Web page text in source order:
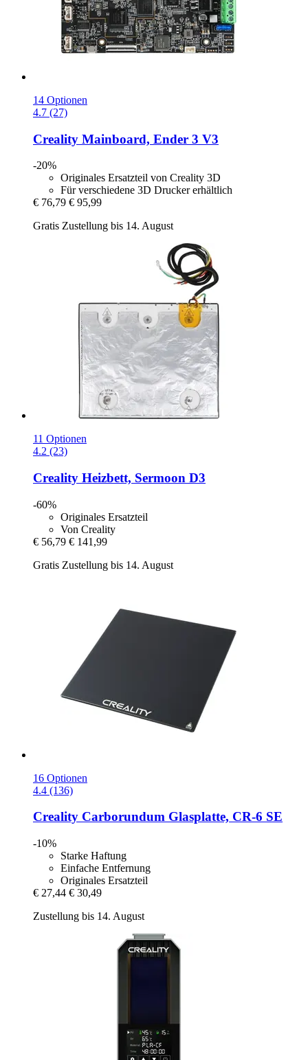
14 Optionen
4.7 (27)
Creality Mainboard, Ender 3 V3
-20%
Originales Ersatzteil von Creality 3D
Für verschiedene 3D Drucker erhältlich
€ 76,79 € 95,99
Gratis Zustellung bis 14. August
11 Optionen
4.2 (23)
Creality Heizbett, Sermoon D3
-60%
Originales Ersatzteil
Von Creality
€ 56,79 € 141,99
Gratis Zustellung bis 14. August
16 Optionen
4.4 (136)
Creality Carborundum Glasplatte, CR-​6 SE
-10%
Starke Haftung
Einfache Entfernung
Originales Ersatzteil
€ 27,44 € 30,49
Zustellung bis 14. August